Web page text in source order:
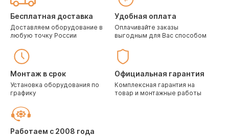
Бесплатная доставка
Доставляем оборудование в
любую точку России
Удобная оплата
Оплачивайте заказы
выгодным для Вас способом
Монтаж в срок
Установка оборудования по
графику
Официальная гарантия
Комплексная гарантия на
товар и монтажные работы
Работаем с 2008 года